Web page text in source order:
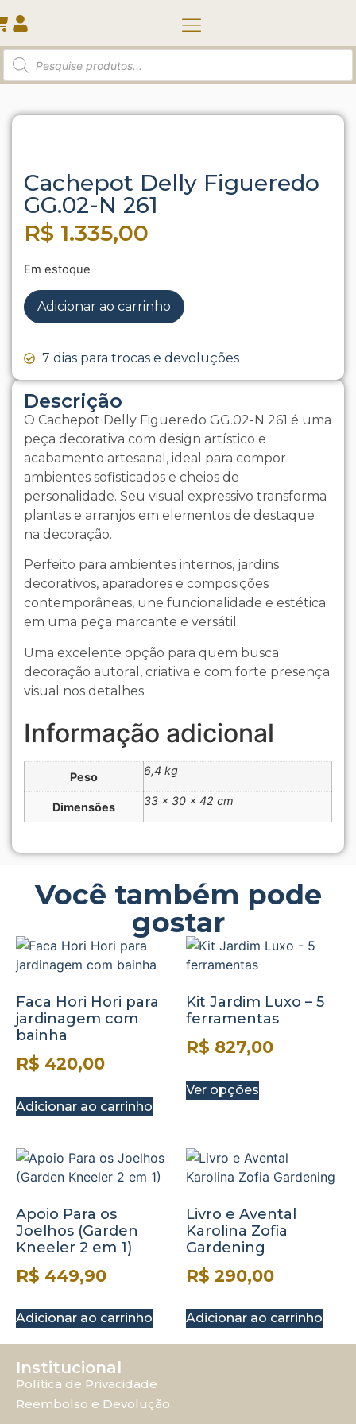
Início
/ Cachepot Delly
Figueredo GG.02-N 261
Descrição
O Cachepot Delly Figueredo GG.02-N 261 é uma
peça decorativa com design artístico e
acabamento artesanal, ideal para compor
ambientes sofisticados e cheios de
personalidade. Seu visual expressivo transforma
plantas e arranjos em elementos de destaque
na decoração.
Perfeito para ambientes internos, jardins
decorativos, aparadores e composições
contemporâneas, une funcionalidade e estética
em uma peça marcante e versátil.
Uma excelente opção para quem busca
decoração autoral, criativa e com forte presença
visual nos detalhes.
Informação adicional
Peso 6,4 kg
Dimensões 33 × 30 × 42 cm
Cachepot Delly Figueredo
GG.02-N 261
R$ 1.335,00
Em estoque
Adicionar ao carrinho
7 dias para trocas e devoluções
Você também pode
gostar
Faca Hori Hori para
jardinagem com
bainha
R$ 420,00
Adicionar ao carrinho
Kit Jardim Luxo – 5
ferramentas
R$ 827,00
Ver opções
Apoio Para os
Joelhos (Garden
Kneeler 2 em 1)
R$ 449,90
Adicionar ao carrinho
Livro e Avental
Karolina Zofia
Gardening
R$ 290,00
Adicionar ao carrinho
Institucional
Política de Privacidade
Reembolso e Devolução